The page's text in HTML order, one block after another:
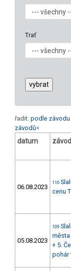
Trať
řadit: podle závodu
závodů<
datum závod
06.08.2023
110
cenu
05.08.2023
109
města
+ 5.
pohár